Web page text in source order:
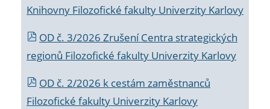
Knihovny Filozofické fakulty Univerzity Karlovy
OD č. 3/2026 Zrušení Centra strategických
regionů Filozofické fakulty Univerzity Karlovy
OD č. 2/2026 k cestám zaměstnanců
Filozofické fakulty Univerzity Karlovy